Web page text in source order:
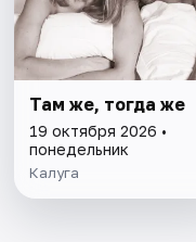
Там же, тогда же
19 октября 2026 •
понедельник
Калуга